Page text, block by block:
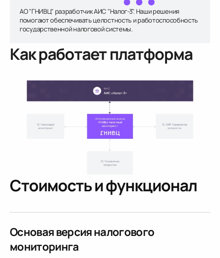
АО "ГНИВЦ" разработчик АИС "Налог-3". Наши решения
помогают обеспечивать целостность и работоспособность
государственной налоговой системы.
Как работает платформа
Стоимость и функционал
Основая версия налогового
мониторинга